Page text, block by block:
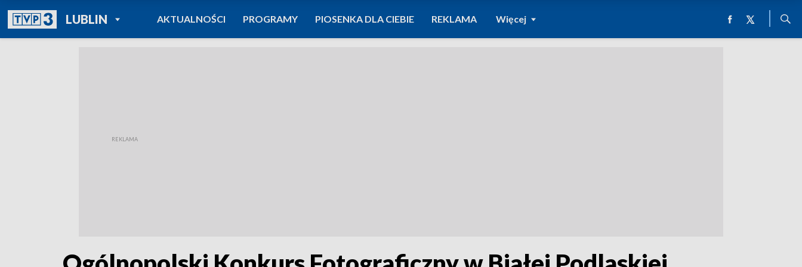
LUBLINPOWRÓT DO
TVP REGIONY
AKTUALNOŚCI PROGRAMY PIOSENKA DLA CIEBIE REKLAMA Więcej